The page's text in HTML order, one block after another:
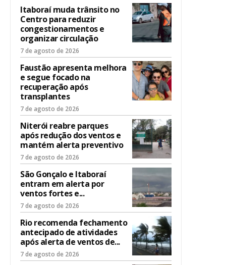
Itaboraí muda trânsito no
Centro para reduzir
congestionamentos e
organizar circulação
7 de agosto de 2026
Faustão apresenta melhora
e segue focado na
recuperação após
transplantes
7 de agosto de 2026
Niterói reabre parques
após redução dos ventos e
mantém alerta preventivo
7 de agosto de 2026
São Gonçalo e Itaboraí
entram em alerta por
ventos fortes e...
7 de agosto de 2026
Rio recomenda fechamento
antecipado de atividades
após alerta de ventos de...
7 de agosto de 2026